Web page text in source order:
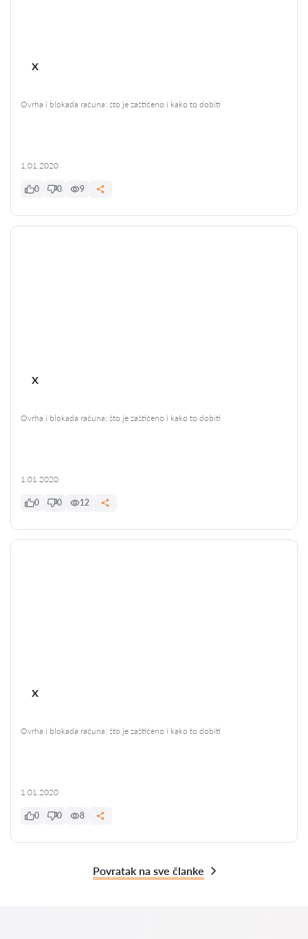
x
Ovrha i blokada računa: što je zaštićeno i kako to dobiti
1.01.2020
0 0 9
x
Ovrha i blokada računa: što je zaštićeno i kako to dobiti
1.01.2020
0 0 12
x
Ovrha i blokada računa: što je zaštićeno i kako to dobiti
1.01.2020
0 0 8
Povratak na sve članke